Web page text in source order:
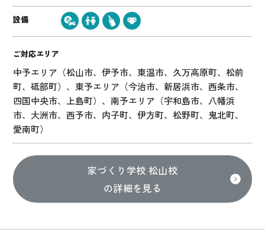
設備
ご対応エリア
中予エリア（松山市、伊予市、東温市、久万高原町、松前
町、砥部町）、東予エリア（今治市、新居浜市、西条市、
四国中央市、上島町）、南予エリア（宇和島市、八幡浜
市、大洲市、西予市、内子町、伊方町、松野町、鬼北町、
愛南町）
家づくり学校 松山校
の詳細を見る